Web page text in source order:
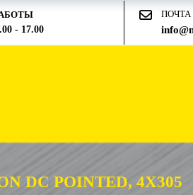
- 17.00
ПОЧТА
DC POINTED, 4X305